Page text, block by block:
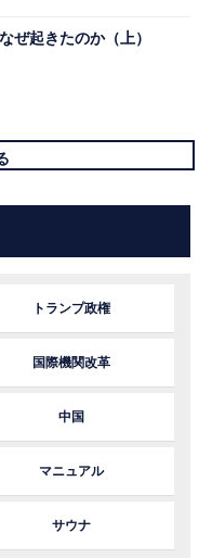
ぜ起きたのか（上）
トランプ政権
国際機関改革
中国
マニュアル
サウナ